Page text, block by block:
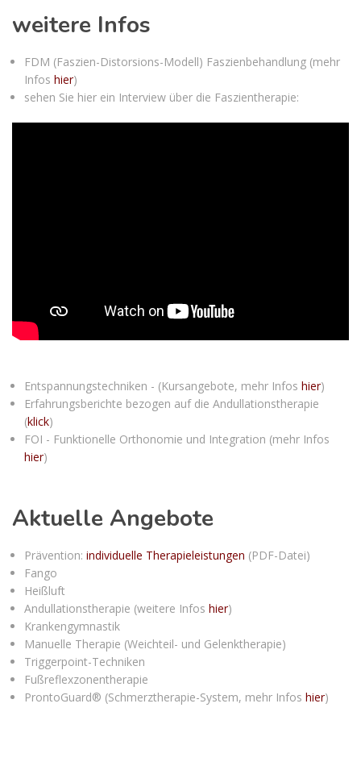
weitere Infos
FDM (Faszien-Distorsions-Modell) Faszienbehandlung (mehr
Infos hier)
sehen Sie hier ein Interview über die Faszientherapie:
Entspannungstechniken - (Kursangebote, mehr Infos hier)
Erfahrungsberichte bezogen auf die Andullationstherapie
(klick)
FOI - Funktionelle Orthonomie und Integration (mehr Infos
hier)
Aktuelle Angebote
Prävention: individuelle Therapieleistungen (PDF-Datei)
Fango
Heißluft
Andullationstherapie (weitere Infos hier)
Krankengymnastik
Manuelle Therapie (Weichteil- und Gelenktherapie)
Triggerpoint-Techniken
Fußreflexzonentherapie
ProntoGuard® (Schmerztherapie-System, mehr Infos hier)